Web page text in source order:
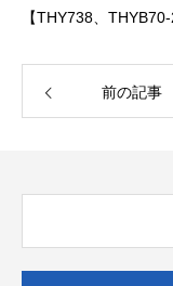
【THY738、THYB70-
前の記事